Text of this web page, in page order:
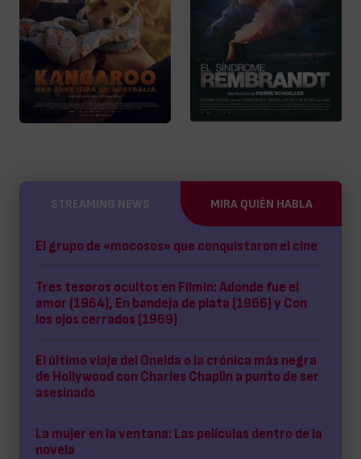
STREAMING NEWS MIRA QUIÉN HABLA
El grupo de «mocosos» que conquistaron el cine
Tres tesoros ocultos en Filmin: Adonde fue el
amor (1964), En bandeja de plata (1966) y Con
los ojos cerrados (1969)
El último viaje del Oneida o la crónica más negra
de Hollywood con Charles Chaplin a punto de ser
asesinado
La mujer en la ventana: Las películas dentro de la
novela